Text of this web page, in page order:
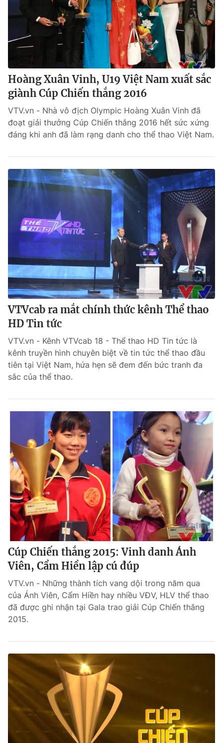
Hoàng Xuân Vinh, U19 Việt Nam xuất sắc
giành Cúp Chiến thắng 2016
VTV.vn - Nhà vô địch Olympic Hoàng Xuân Vinh đã
đoạt giải thưởng Cúp Chiến thắng 2016 hết sức xứng
đáng khi anh đã làm rạng danh cho thể thao Việt Nam.
VTVcab ra mắt chính thức kênh Thể thao
HD Tin tức
VTV.vn - Kênh VTVcab 18 - Thể thao HD Tin tức là
kênh truyền hình chuyên biệt về tin tức thể thao đầu
tiên tại Việt Nam, hứa hẹn sẽ đem đến bức tranh đa
sắc của thể thao.
Cúp Chiến thắng 2015: Vinh danh Ánh
Viên, Cẩm Hiền lập cú đúp
VTV.vn - Những thành tích vang dội trong năm qua
của Ánh Viên, Cẩm Hiền hay nhiều VĐV, HLV thể thao
đã được ghi nhận tại Gala trao giải Cúp Chiến thắng
2015.